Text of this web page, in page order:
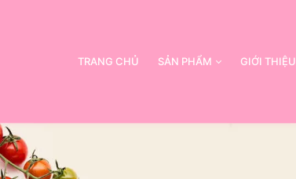
TRANG CHỦ SẢN PHẨM GIỚI THIỆU